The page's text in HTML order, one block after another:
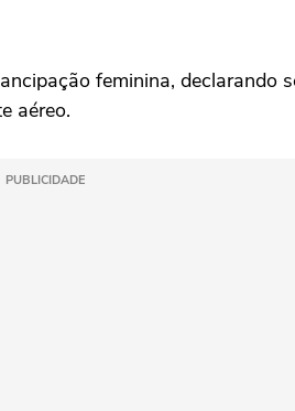
feminina, declarando
aéreo.
PUBLICIDADE